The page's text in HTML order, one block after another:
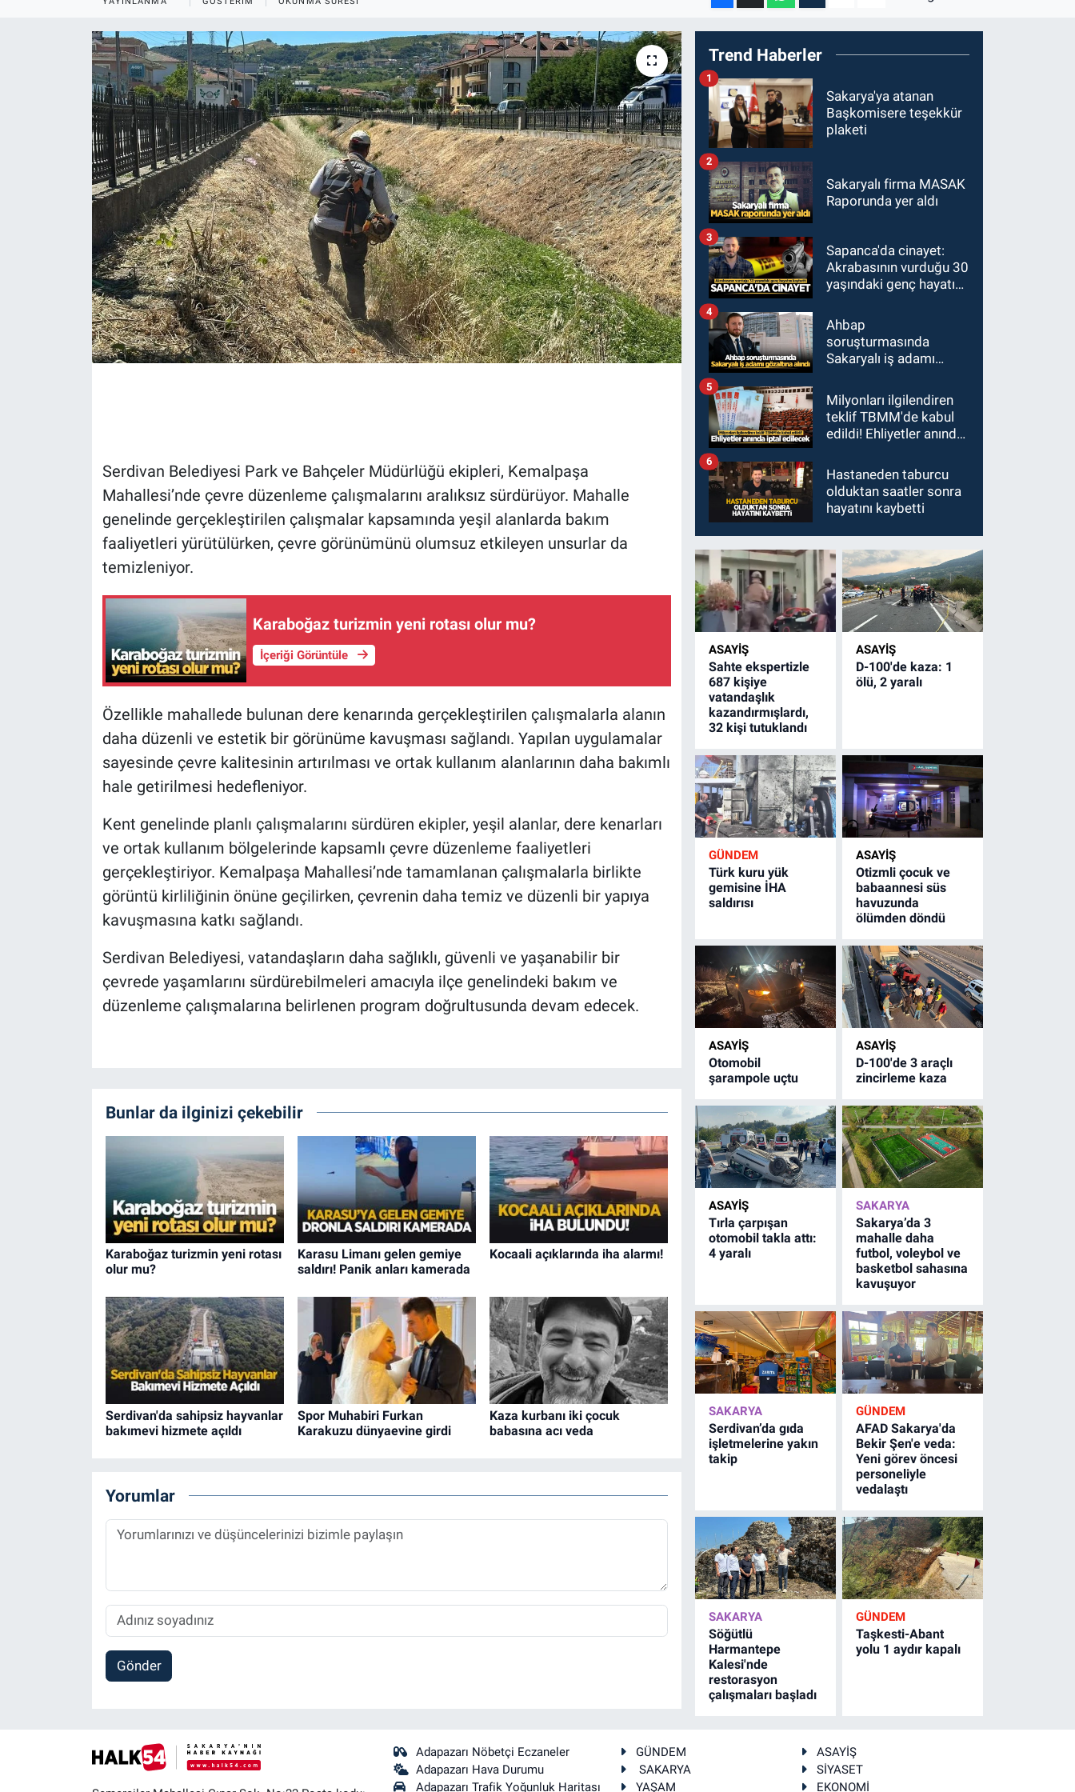
Serdivan Belediyesi Park ve Bahçeler Müdürlüğü ekipleri, Kemalpaşa
Mahallesi’nde çevre düzenleme çalışmalarını aralıksız sürdürüyor. Mahalle
genelinde gerçekleştirilen çalışmalar kapsamında yeşil alanlarda bakım
faaliyetleri yürütülürken, çevre görünümünü olumsuz etkileyen unsurlar da
temizleniyor.
Karaboğaz turizmin yeni rotası olur mu?
İçeriği Görüntüle
Özellikle mahallede bulunan dere kenarında gerçekleştirilen çalışmalarla alanın
daha düzenli ve estetik bir görünüme kavuşması sağlandı. Yapılan uygulamalar
sayesinde çevre kalitesinin artırılması ve ortak kullanım alanlarının daha bakımlı
hale getirilmesi hedefleniyor.
Kent genelinde planlı çalışmalarını sürdüren ekipler, yeşil alanlar, dere kenarları
ve ortak kullanım bölgelerinde kapsamlı çevre düzenleme faaliyetleri
gerçekleştiriyor. Kemalpaşa Mahallesi’nde tamamlanan çalışmalarla birlikte
görüntü kirliliğinin önüne geçilirken, çevrenin daha temiz ve düzenli bir yapıya
kavuşmasına katkı sağlandı.
Serdivan Belediyesi, vatandaşların daha sağlıklı, güvenli ve yaşanabilir bir
çevrede yaşamlarını sürdürebilmeleri amacıyla ilçe genelindeki bakım ve
düzenleme çalışmalarına belirlenen program doğrultusunda devam edecek.
Bunlar da ilginizi çekebilir
Karaboğaz turizmin yeni rotası
olur mu?
Karasu Limanı gelen gemiye
saldırı! Panik anları kamerada
Kocaali açıklarında iha alarmı!
Serdivan'da sahipsiz hayvanlar
bakımevi hizmete açıldı
Spor Muhabiri Furkan
Karakuzu dünyaevine girdi
Kaza kurbanı iki çocuk
babasına acı veda
Yorumlar
Gönder
Trend Haberler
Sakarya'ya atanan
Başkomisere teşekkür
plaketi
1
Sakaryalı firma MASAK
Raporunda yer aldı
2
Sapanca'da cinayet:
Akrabasının vurduğu 30
yaşındaki genç hayatını
3
Ahbap
soruşturmasında
Sakaryalı iş adamı
4
Milyonları ilgilendiren
teklif TBMM'de kabul
edildi! Ehliyetler anında
5
Hastaneden taburcu
olduktan saatler sonra
hayatını kaybetti
6
ASAYİŞ
Sahte ekspertizle
687 kişiye
vatandaşlık
kazandırmışlardı,
32 kişi tutuklandı
ASAYİŞ
D-100'de kaza: 1
ölü, 2 yaralı
GÜNDEM
Türk kuru yük
gemisine İHA
saldırısı
ASAYİŞ
Otizmli çocuk ve
babaannesi süs
havuzunda
ölümden döndü
ASAYİŞ
Otomobil
şarampole uçtu
ASAYİŞ
D-100'de 3 araçlı
zincirleme kaza
ASAYİŞ
Tırla çarpışan
otomobil takla attı:
4 yaralı
SAKARYA
Sakarya’da 3
mahalle daha
futbol, voleybol ve
basketbol sahasına
kavuşuyor
SAKARYA
Serdivan’da gıda
işletmelerine yakın
takip
GÜNDEM
AFAD Sakarya'da
Bekir Şen'e veda:
Yeni görev öncesi
personeliyle
vedalaştı
SAKARYA
Söğütlü
Harmantepe
Kalesi'nde
restorasyon
çalışmaları başladı
GÜNDEM
Taşkesti-Abant
yolu 1 aydır kapalı
Adapazarı Nöbetçi Eczaneler
Adapazarı Hava Durumu
Adapazarı Trafik Yoğunluk Haritası
GÜNDEM
ASAYİŞ
SAKARYA
SİYASET
YAŞAM
EKONOMİ
EĞİTİM
MAGAZİN
ÖZEL HABER
HALK54 PANORAMA